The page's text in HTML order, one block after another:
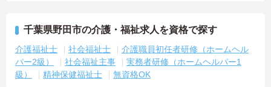
千葉県野田市の介護・福祉求人を資格で探す
介護福祉士 社会福祉士
介護職員初任者研修（ホームヘル
パー2級）
社会福祉主事
実務者研修（ホームヘルパー1
級）
精神保健福祉士 無資格OK